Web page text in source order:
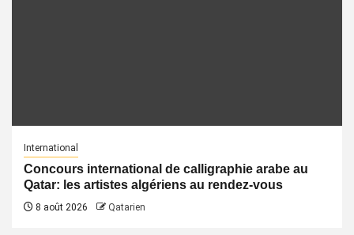
International
Concours international de calligraphie arabe au
Qatar: les artistes algériens au rendez-vous
8 août 2026 Qatarien